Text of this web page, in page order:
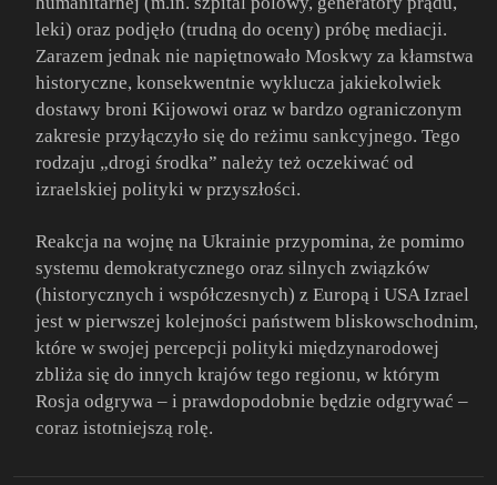
leki) oraz podjęło (trudną do oceny) próbę mediacji.
Zarazem jednak nie napiętnowało Moskwy za kłamstwa
historyczne, konsekwentnie wyklucza jakiekolwiek
dostawy broni Kijowowi oraz w bardzo ograniczonym
zakresie przyłączyło się do reżimu sankcyjnego. Tego
rodzaju „drogi środka” należy też oczekiwać od
izraelskiej polityki w przyszłości.
Reakcja na wojnę na Ukrainie przypomina, że pomimo
systemu demokratycznego oraz silnych związków
(historycznych i współczesnych) z Europą i USA Izrael
jest w pierwszej kolejności państwem bliskowschodnim,
które w swojej percepcji polityki międzynarodowej
zbliża się do innych krajów tego regionu, w którym
Rosja odgrywa – i prawdopodobnie będzie odgrywać –
coraz istotniejszą rolę.